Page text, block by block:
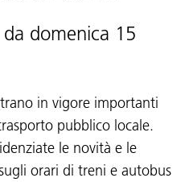
domenica 15
in vigore importanti
pubblico locale.
le novità e le
orari di treni e autobus